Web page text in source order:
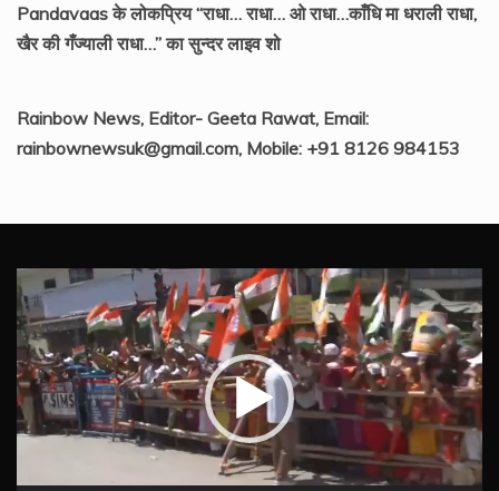
Pandavaas के लोकप्रिय “राधा… राधा… ओ राधा…काँधि मा धराली राधा,
खैर की गँज्याली राधा…” का सुन्दर लाइव शो
Rainbow News, Editor- Geeta Rawat, Email:
rainbownewsuk@gmail.com, Mobile: +91 8126 984153
Video
Player